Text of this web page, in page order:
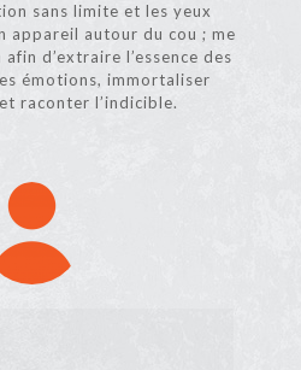
sans limite et les yeux
appareil autour du cou ; me
d’extraire l’essence des
émotions, immortaliser
raconter l’indicible.